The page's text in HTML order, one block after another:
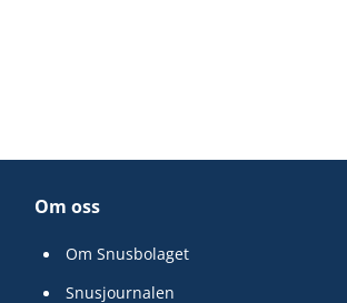
Om oss
Om Snusbolaget
Snusjournalen